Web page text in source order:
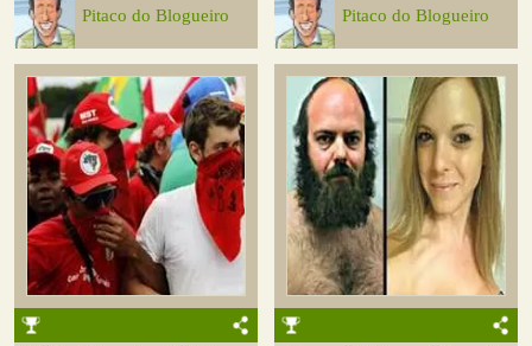
Pitaco do Blogueiro Pitaco do Blogueiro